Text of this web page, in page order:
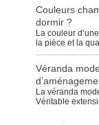
Couleurs
dormir ?
La couleur
la pièce et la
Véranda
La véranda
Véritable